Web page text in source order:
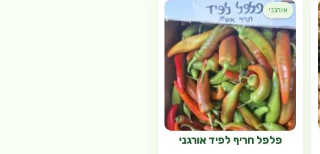
אורגני
פלפל חריף לפיד אורגני